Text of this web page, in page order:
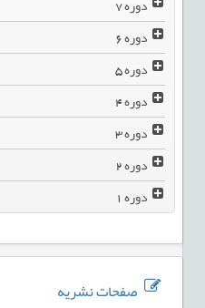
دوره7
دوره6
دوره5
دوره4
دوره3
دوره2
دوره1
صفحات نشریه